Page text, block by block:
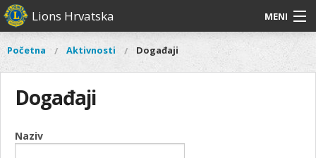
Skoči
na
sadržaj
Lions Hrvatska MENI
O nama
Naši projekti
Aktivnosti
Glavni
O
nama
Distrikt
Naši
Vi
ste
ovdje
Početna Aktivnosti Događaji
Događaji
Naziv